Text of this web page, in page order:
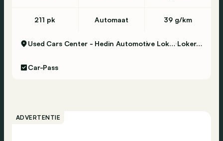
211 pk Automaat 39 g/km
Used Cars Center - Hedin Automotive Lokeren Lokeren
Car-Pass
ADVERTENTIE